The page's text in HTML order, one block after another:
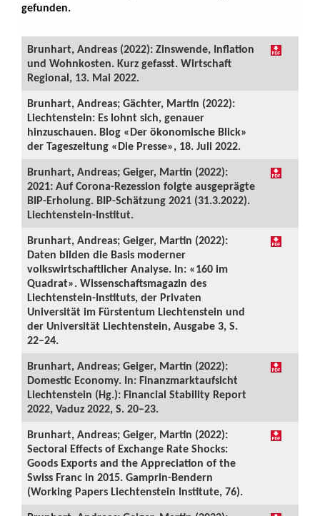
gefunden.
Brunhart, Andreas (2022): Zinswende, Inflation
und Wohnkosten. Kurz gefasst. Wirtschaft
Regional, 13. Mai 2022.
Brunhart, Andreas; Gächter, Martin (2022):
Liechtenstein: Es lohnt sich, genauer
hinzuschauen. Blog «Der ökonomische Blick»
der Tageszeitung «Die Presse», 18. Juli 2022.
Brunhart, Andreas; Geiger, Martin (2022):
2021: Auf Corona-Rezession folgte ausgeprägte
BIP-Erholung. BIP-Schätzung 2021 (31.3.2022).
Liechtenstein-Institut.
Brunhart, Andreas; Geiger, Martin (2022):
Daten bilden die Basis moderner
volkswirtschaftlicher Analyse. In: «160 im
Quadrat». Wissenschaftsmagazin des
Liechtenstein-Instituts, der Privaten
Universität im Fürstentum Liechtenstein und
der Universität Liechtenstein, Ausgabe 3, S.
22–24.
Brunhart, Andreas; Geiger, Martin (2022):
Domestic Economy. In: Finanzmarktaufsicht
Liechtenstein (Hg.): Financial Stability Report
2022, Vaduz 2022, S. 20–23.
Brunhart, Andreas; Geiger, Martin (2022):
Sectoral Effects of Exchange Rate Shocks:
Goods Exports and the Appreciation of the
Swiss Franc in 2015. Gamprin-Bendern
(Working Papers Liechtenstein Institute, 76).